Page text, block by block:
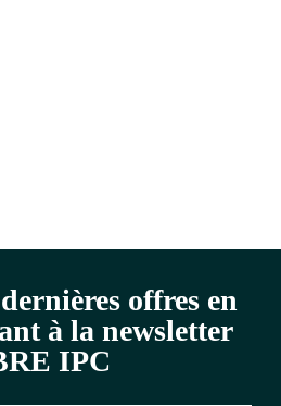
offres en
à la newsletter
IPC